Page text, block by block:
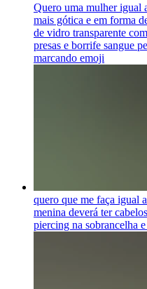
Quero uma mulher igual
mais gótica e em forma
de vidro transparente
presas e borrife sangue
marcando emoji
quero que me faça igual
menina deverá ter
piercing na sobrancelha